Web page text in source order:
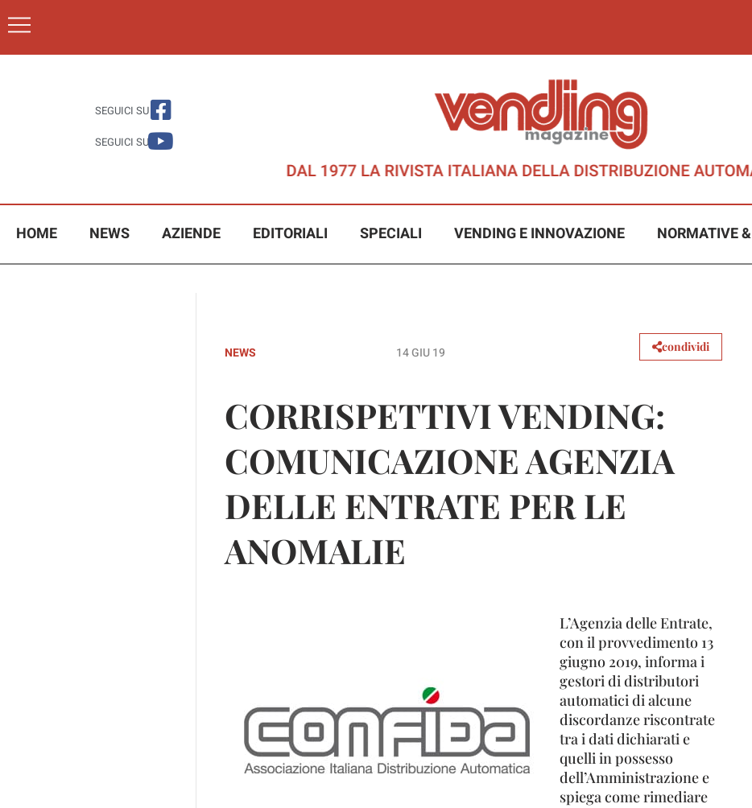
SEGUICI SU
SEGUICI SU
HOME NEWS AZIENDE EDITORIALI SPECIALI VENDING E INNOVAZIONE NORMATIVE
NEWS 14 GIU 19 condividi
CORRISPETTIVI VENDING:
COMUNICAZIONE AGENZIA
DELLE ENTRATE PER LE
ANOMALIE
L’Agenzia delle Entrate,
con il provvedimento 13
giugno 2019, informa i
gestori di distributori
automatici di alcune
discordanze riscontrate
tra i dati dichiarati e
quelli in possesso
dell’Amministrazione e
spiega come rimediare